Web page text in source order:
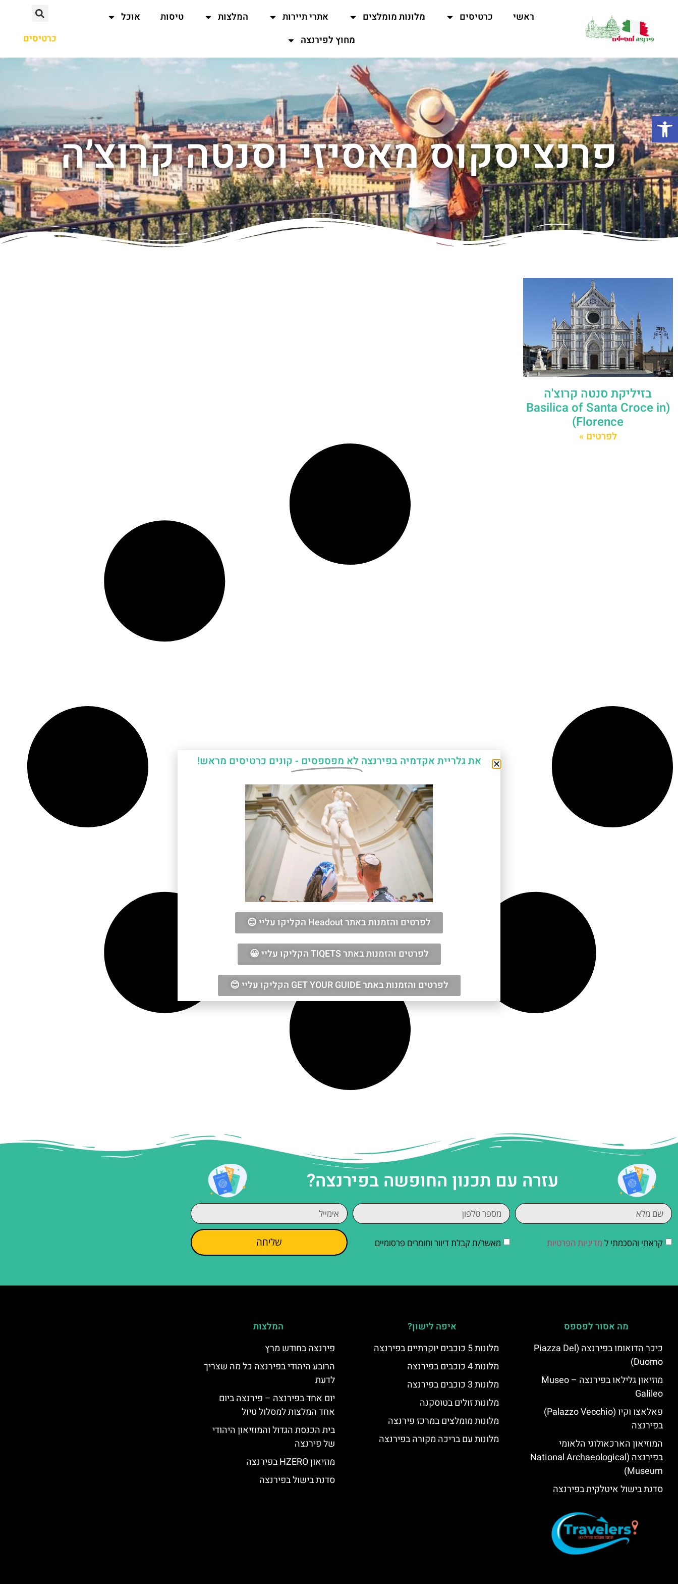
ראשי כרטיסים מלונות מומלצים אתרי תיירות המלצות טיסות
אוכל
מחוץ לפירנצה
כרטיסים
פרנציסקוס מאסיזי וסנטה קרוצ׳ה
בזיליקת סנטה קרוצ'ה
(Basilica of Santa Croce in
Florence)
לפרטים »
עזרה עם תכנון החופשה בפירנצה?
קראתי והסכמתי ל מדיניות הפרטיות מאשר/ת קבלת דיוור וחומרים פרסומיים שליחה
מה אסור לפספס
כיכר הדואומו בפירנצה (Piazza Del
Duomo)
מוזיאון גלילאו בפירנצה – Museo
Galileo
פאלאצו וקיו (Palazzo Vecchio)
בפירנצה
המוזיאון הארכאולוגי הלאומי
בפירנצה (National Archaeological
Museum)
סדנת בישול איטלקית בפירנצה
איפה לישון?
מלונות 5 כוכבים יוקרתיים בפירנצה
מלונות 4 כוכבים בפירנצה
מלונות 3 כוכבים בפירנצה
מלונות זולים בטוסקנה
מלונות מומלצים במרכז פירנצה
מלונות עם בריכה מקורה בפירנצה
המלצות
פירנצה בחודש מרץ
הרובע היהודי בפירנצה כל מה שצריך
לדעת
יום אחד בפירנצה – פירנצה ביום
אחד המלצות למסלול טיול
בית הכנסת הגדול והמוזיאון היהודי
של פירנצה
מוזיאון HZERO בפירנצה
סדנת בישול בפירנצה
פתח סרגל נגישות
את גלריית אקדמיה בפירנצה לא מפספסים - קונים כרטיסים מראש!
לפרטים והזמנות באתר Headout הקליקו עליי 😊
לפרטים והזמנות באתר TIQETS הקליקו עליי 😀
לפרטים והזמנות באתר GET YOUR GUIDE הקליקו עליי 😊